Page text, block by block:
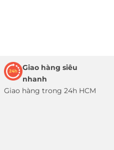
Giao hàng siêu
nhanh
Giao hàng trong 24h HCM